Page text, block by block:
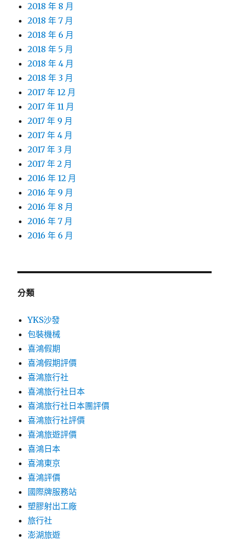
2018 年 8 月
2018 年 7 月
2018 年 6 月
2018 年 5 月
2018 年 4 月
2018 年 3 月
2017 年 12 月
2017 年 11 月
2017 年 9 月
2017 年 4 月
2017 年 3 月
2017 年 2 月
2016 年 12 月
2016 年 9 月
2016 年 8 月
2016 年 7 月
2016 年 6 月
分類
YKS沙發
包裝機械
喜鴻假期
喜鴻假期評價
喜鴻旅行社
喜鴻旅行社日本
喜鴻旅行社日本團評價
喜鴻旅行社評價
喜鴻旅遊評價
喜鴻日本
喜鴻東京
喜鴻評價
國際牌服務站
塑膠射出工廠
旅行社
澎湖旅遊